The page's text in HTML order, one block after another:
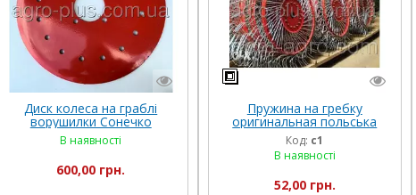
Диск колеса на граблі
ворушилки Сонечко
В наявності
600,00 грн.
Пружина на гребку
оригинальная польська
оцынкована
Код: с1
В наявності
52,00 грн.